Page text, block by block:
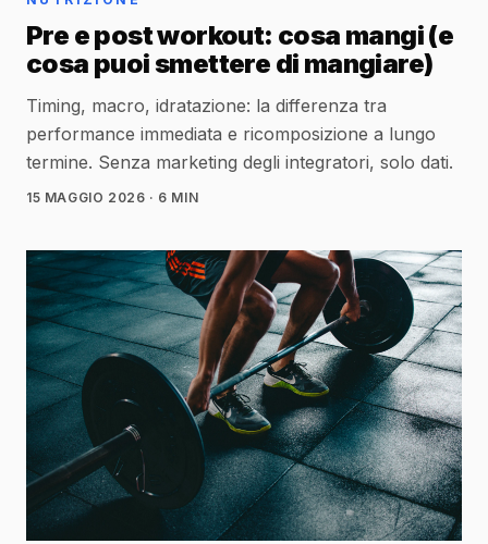
Pre e post workout: cosa mangi (e
cosa puoi smettere di mangiare)
Timing, macro, idratazione: la differenza tra
performance immediata e ricomposizione a lungo
termine. Senza marketing degli integratori, solo dati.
15 MAGGIO 2026 · 6 MIN